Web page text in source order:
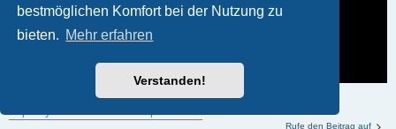
bestmöglichen Komfort bei der Nutzung zu
bieten. Mehr erfahren
Verstanden!
Rufe den Beitrag auf